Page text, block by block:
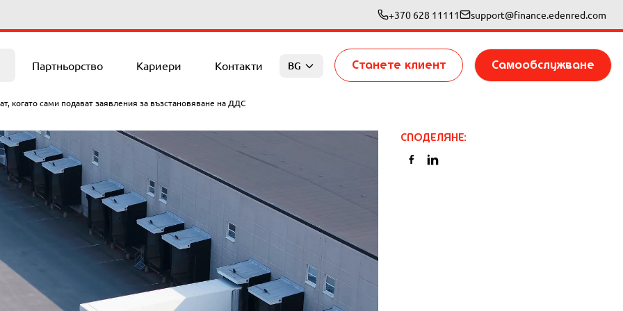
+370 628 11111 support@finance.edenred.com
Партньорство Кариери Контакти BG Станете клиент Самообслужване
когато сами подават заявления за възстановяване на ДДС
СПОДЕЛЯНЕ: